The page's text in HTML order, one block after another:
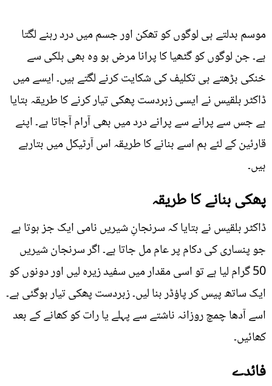
موسم بدلتے ہی لوگوں کو تھکن اور جسم میں درد رہنے لگتا
ہے۔ جن لوگوں کو گٹھیا کا پرانا مرض ہو وہ بھی ہلکی سے
خنکی بڑھتے ہی تکلیف کی شکایت کرنے لگتے ہیں۔ ایسے میں
ڈاکٹر بلقیس نے ایسی زبردست پھکی تیار کرنے کا طریقہ بتایا
ہے جس سے پرانے سے پرانے درد میں بھی آرام آجاتا ہے۔ اپنے
قارئین کے لئے ہم اسے بنانے کا طریقہ اس آرٹیکل میں بتارہے
ہیں۔
پھکی بنانے کا طریقہ
ڈاکٹر بلقیس نے بتایا کہ سرنجانِ شیریں نامی ایک جز ہوتا ہے
جو پنساری کی دکام پر عام مل جاتا ہے۔ اگر سرنجان شیریں
50 گرام لیا ہے تو اسی مقدار میں سفید زیرہ لیں اور دونوں کو
ایک ساتھ پیس کر پاؤڈر بنا لیں۔ زبردست پھکی تیار ہوگئی ہے۔
اسے آدھا چمچ روزانہ ناشتے سے پہلے یا رات کو کھانے کے بعد
کھائیں۔
فائدے